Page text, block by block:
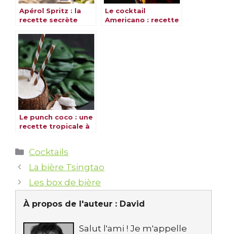
Apérol Spritz : la
recette secrète
inoubliable
Le cocktail
Americano : recette
Le punch coco : une
recette tropicale à
Catégories
Cocktails
La bière Tsingtao
Les box de bière
À propos de l'auteur : David
Salut l'ami ! Je m'appelle